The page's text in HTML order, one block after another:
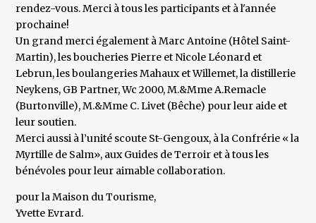
rendez-vous. Merci à tous les participants et à l'année
prochaine!
Un grand merci également à Marc Antoine (Hôtel Saint-
Martin), les boucheries Pierre et Nicole Léonard et
Lebrun, les boulangeries Mahaux et Willemet, la distillerie
Neykens, GB Partner, Wc 2000, M.&Mme A.Remacle
(Burtonville), M.&Mme C. Livet (Bêche) pour leur aide et
leur soutien.
Merci aussi à l’unité scoute St-Gengoux, à la Confrérie « la
Myrtille de Salm», aux Guides de Terroir et à tous les
bénévoles pour leur aimable collaboration.
pour la Maison du Tourisme,
Yvette Evrard.